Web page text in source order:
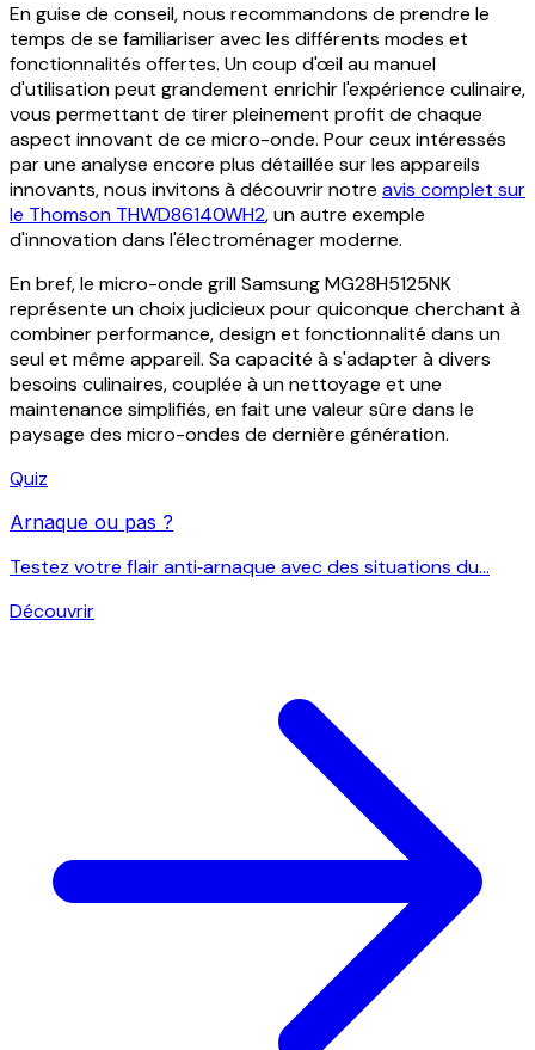
En guise de conseil, nous recommandons de prendre le
temps de se familiariser avec les différents modes et
fonctionnalités offertes. Un coup d'œil au manuel
d'utilisation peut grandement enrichir l'expérience culinaire,
vous permettant de tirer pleinement profit de chaque
aspect innovant de ce micro-onde. Pour ceux intéressés
par une analyse encore plus détaillée sur les appareils
innovants, nous invitons à découvrir notre avis complet sur
le Thomson THWD86140WH2, un autre exemple
d'innovation dans l'électroménager moderne.
En bref, le micro-onde grill Samsung MG28H5125NK
représente un choix judicieux pour quiconque cherchant à
combiner performance, design et fonctionnalité dans un
seul et même appareil. Sa capacité à s'adapter à divers
besoins culinaires, couplée à un nettoyage et une
maintenance simplifiés, en fait une valeur sûre dans le
paysage des micro-ondes de dernière génération.
Quiz
Arnaque ou pas ?
Testez votre flair anti‑arnaque avec des situations du...
Découvrir